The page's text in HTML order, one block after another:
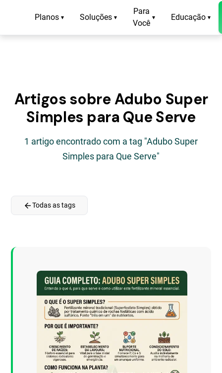
Planos ▾ Soluções ▾
Para
Você
▾ Educação ▾
Artigos sobre Adubo Super
Simples para Que Serve
1 artigo encontrado com a tag "Adubo Super
Simples para Que Serve"
arrow_backTodas as tags